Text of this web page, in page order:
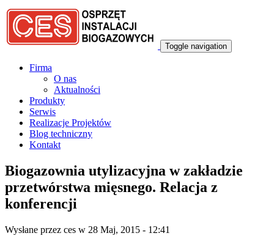
Przejdź do treści
Toggle navigation
Firma
O nas
Aktualności
Produkty
Serwis
Realizacje Projektów
Blog techniczny
Kontakt
Biogazownia utylizacyjna w zakładzie
przetwórstwa mięsnego. Relacja z
konferencji
Wysłane przez ces w 28 Maj, 2015 - 12:41